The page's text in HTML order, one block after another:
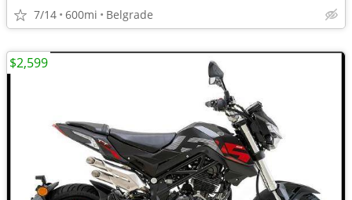
7/14 600mi Belgrade
$2,599